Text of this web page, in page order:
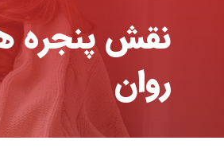
نقش پنجره
روان